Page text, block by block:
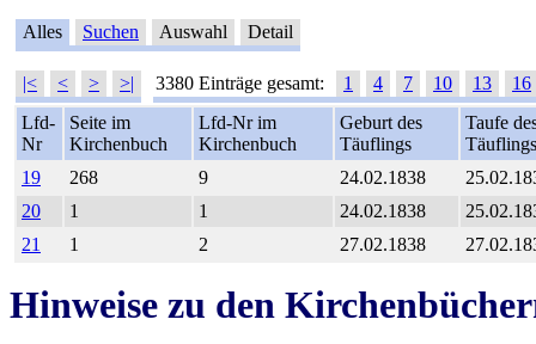
Alles Suchen Auswahl Detail
|< < > >| 3380 Einträge gesamt: 1 4 7 10 13
16
Lfd-
Nr
Seite im
Kirchenbuch
Lfd-Nr im
Kirchenbuch
Geburt des
Täuflings
Taufe
Täuflings
19
268 9 24.02.1838
20
1 1 24.02.1838
21
1 2 27.02.1838
Hinweise zu den